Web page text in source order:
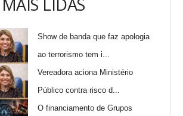
LIDAS
Show de banda que faz apologia
ao terrorismo tem i...
Vereadora aciona Ministério
Público contra risco d...
O financiamento de Grupos